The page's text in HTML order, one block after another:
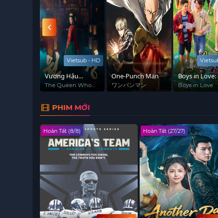
Vietsub - HD
Vương Hậu
Wongyeong
The Queen Who
Crowns
One-Punch Man
ワンパンマン
Boys in Love:
Giảng, Trái
Boys in Love
PHIM MỚI
Hoàn Tất (8/8) Hoàn Tất (27/27)